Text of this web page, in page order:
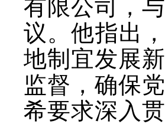
有限公司，
议。他指出
地制宜发展
监督，确保
希要求深入